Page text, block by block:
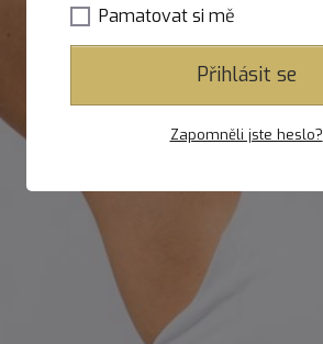
Pamatovat si mě
Přihlásit se
Zapomněli jste heslo?